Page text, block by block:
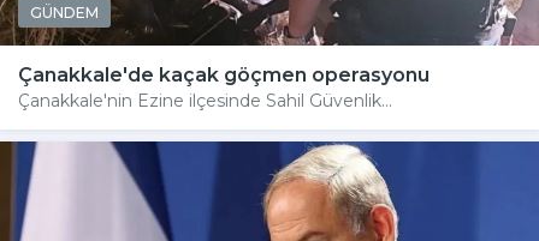
GÜNDEM
Çanakkale'de kaçak göçmen operasyonu
Çanakkale'nin Ezine ilçesinde Sahil Güvenlik...